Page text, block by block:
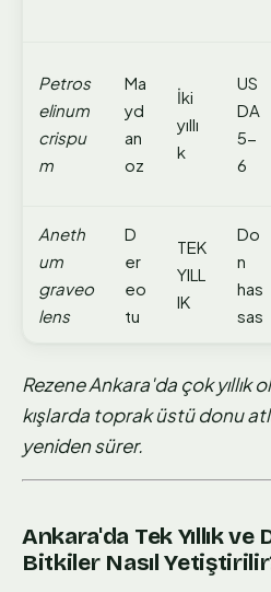
Petros
elinum
crispu
m
Ma
yd
an
oz
İki
yıllı
k
US
DA
5-
6
Aneth
um
graveo
lens
D
er
eo
tu
TEK
YILL
IK
Do
n
has
sas
Rezene Ankara'da çok yıllık
kışlarda toprak üstü donu
yeniden sürer.
Ankara'da Tek Yıllık ve
Bitkiler Nasıl